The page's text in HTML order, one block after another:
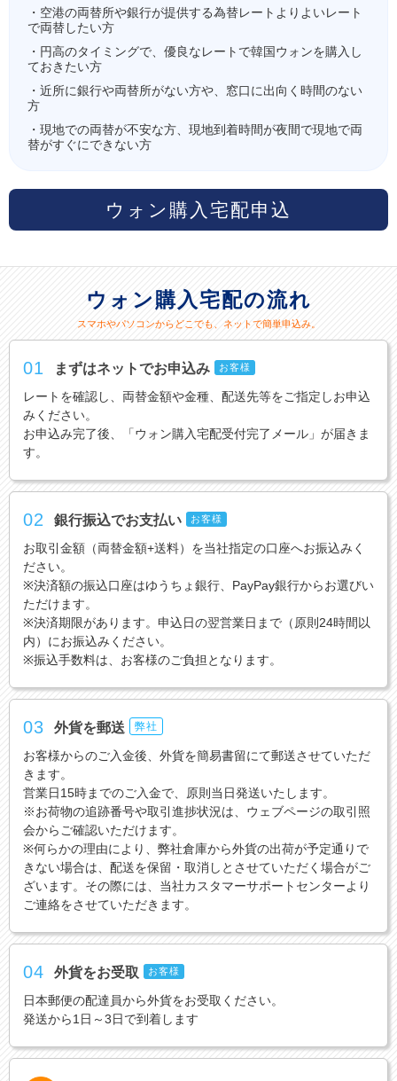
・空港の両替所や銀行が提供する為替レートよりよいレート
で両替したい方
・円高のタイミングで、優良なレートで韓国ウォンを購入し
ておきたい方
・近所に銀行や両替所がない方や、窓口に出向く時間のない
方
・現地での両替が不安な方、現地到着時間が夜間で現地で両
替がすぐにできない方
ウォン購入宅配申込
ウォン購入宅配の流れ
スマホやパソコンからどこでも、ネットで簡単申込み。
01 まずはネットでお申込み お客様
レートを確認し、両替金額や金種、配送先等をご指定しお申込
みください。
お申込み完了後、「ウォン購入宅配受付完了メール」が届きま
す。
02 銀行振込でお支払い お客様
お取引金額（両替金額+送料）を当社指定の口座へお振込みく
ださい。
※決済額の振込口座はゆうちょ銀行、PayPay銀行からお選びい
ただけます。
※決済期限があります。申込日の翌営業日まで（原則24時間以
内）にお振込みください。
※振込手数料は、お客様のご負担となります。
03 外貨を郵送 弊社
お客様からのご入金後、外貨を簡易書留にて郵送させていただ
きます。
営業日15時までのご入金で、原則当日発送いたします。
※お荷物の追跡番号や取引進捗状況は、ウェブページの取引照
会からご確認いただけます。
※何らかの理由により、弊社倉庫から外貨の出荷が予定通りで
きない場合は、配送を保留・取消しとさせていただく場合がご
ざいます。その際には、当社カスタマーサポートセンターより
ご連絡をさせていただきます。
04 外貨をお受取 お客様
日本郵便の配達員から外貨をお受取ください。
発送から1日～3日で到着します